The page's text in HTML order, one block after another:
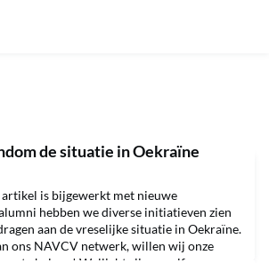
de situatie in Oekraïne
is bijgewerkt met nieuwe
hebben we diverse initiatieven zien
aan de vreselijke situatie in Oekraïne.
ons NAVCV netwerk, willen wij onze